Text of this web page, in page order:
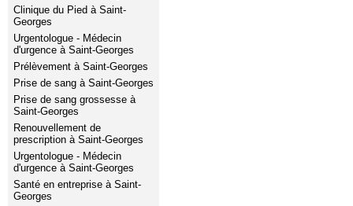
Clinique du Pied à Saint-
Georges
Urgentologue - Médecin
d'urgence à Saint-Georges
Prélèvement à Saint-Georges
Prise de sang à Saint-Georges
Prise de sang grossesse à
Saint-Georges
Renouvellement de
prescription à Saint-Georges
Urgentologue - Médecin
d'urgence à Saint-Georges
Santé en entreprise à Saint-
Georges